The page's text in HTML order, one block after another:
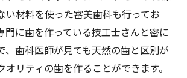
い材料を使った審美歯科も行ってお
門に歯を作っている技工士さんと密に
、歯科医師が見ても天然の歯と区別が
リティの歯を作ることができます。